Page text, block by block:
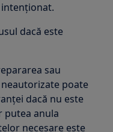
dacă este
sau
poate
dacă nu este
putea anula
necesare este